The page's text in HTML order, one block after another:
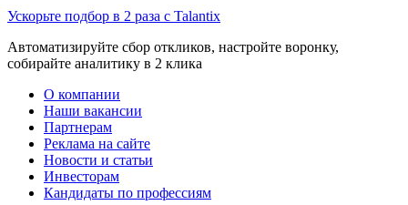
Ускорьте подбор в 2 раза с Talantix
Автоматизируйте сбор откликов, настройте воронку,
собирайте аналитику в 2 клика
О компании
Наши вакансии
Партнерам
Реклама на сайте
Новости и статьи
Инвесторам
Кандидаты по профессиям